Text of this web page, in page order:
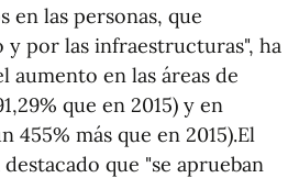
en las personas, que
por las infraestructuras", ha
aumento en las áreas de
que en 2015) y en
más que en 2015).El
que "se aprueban